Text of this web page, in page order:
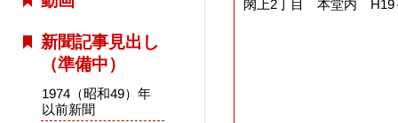
新聞記事見出し
（準備中）
1974（昭和49）年
以前新聞
閖上2丁目 本堂内 H19